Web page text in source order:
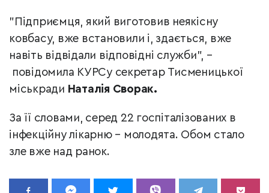
"Підприємця, який виготовив неякісну
ковбасу, вже встановили і, здається, вже
навіть відвідали відповідні служби", –
повідомила КУРСу секретар Тисменицької
міськради Наталія Сворак.
За її словами, серед 22 госпіталізованих в
інфекційну лікарню – молодята. Обом стало
зле вже над ранок.